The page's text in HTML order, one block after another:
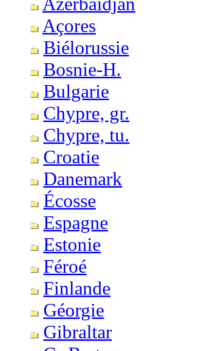
Açores
Biélorussie
Bosnie-H.
Bulgarie
Chypre, gr.
Chypre, tu.
Croatie
Danemark
Écosse
Espagne
Estonie
Féroé
Finlande
Géorgie
Gibraltar